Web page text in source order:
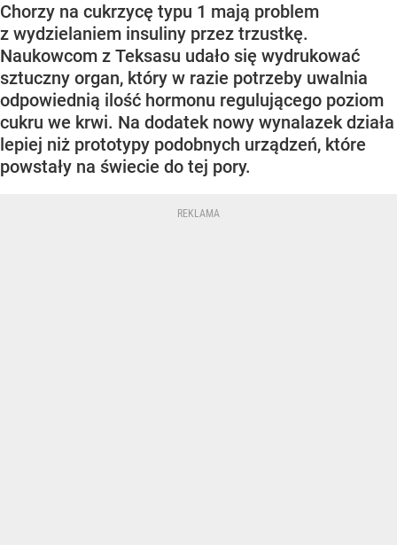
Chorzy na cukrzycę typu 1 mają problem
z wydzielaniem insuliny przez trzustkę.
Naukowcom z Teksasu udało się wydrukować
sztuczny organ, który w razie potrzeby uwalnia
odpowiednią ilość hormonu regulującego poziom
cukru we krwi. Na dodatek nowy wynalazek działa
lepiej niż prototypy podobnych urządzeń, które
powstały na świecie do tej pory.